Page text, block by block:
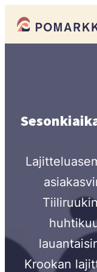
Siirry
suoraan
Pomarkun kunta
Krookan